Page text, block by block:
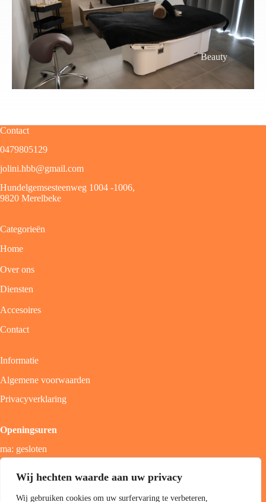
Wij hechten waarde aan uw privacy
Wij gebruiken cookies om uw surfervaring te verbeteren,
Beauty
Contact
0479805129
jolini.hbb@gmail.com
Hundelgemsesteenweg 1004 -1006,
9820 Merelbeke
Categorieën
Home
Over ons
Diensten
Accesoires
Contact
Informatie
Algemene voorwaarden
Privacyverklaring
Openingsuren
ma: gesloten